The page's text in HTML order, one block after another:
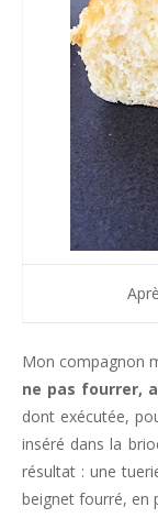
Mon compagnon
ne pas fourrer,
dont exécutée,
inséré dans la
résultat : une
beignet fourré, en